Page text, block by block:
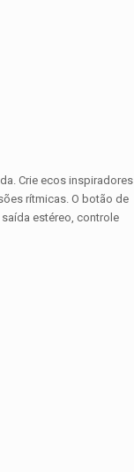
Crie ecos inspiradores
rítmicas. O botão de
estéreo, controle